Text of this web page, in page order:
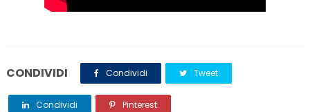
CONDIVIDI Condividi Tweet
Condividi Pinterest